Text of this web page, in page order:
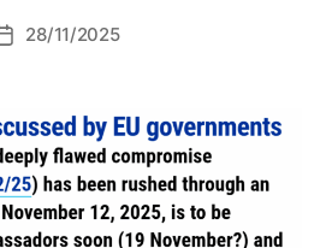
Data28/11/2025